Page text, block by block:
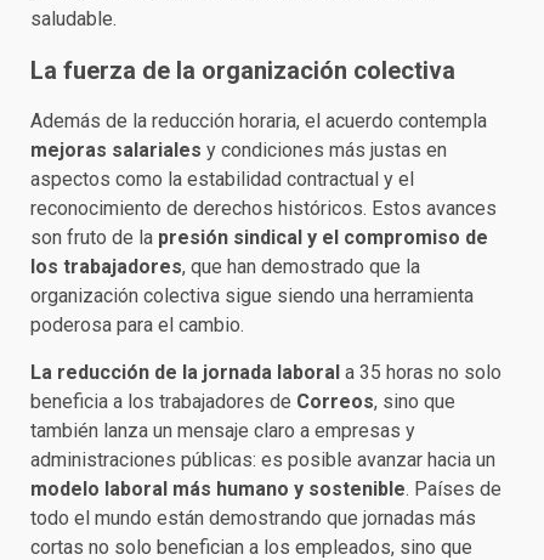
saludable.
La fuerza de la organización colectiva
Además de la reducción horaria, el acuerdo contempla
mejoras salariales y condiciones más justas en
aspectos como la estabilidad contractual y el
reconocimiento de derechos históricos. Estos avances
son fruto de la presión sindical y el compromiso de
los trabajadores, que han demostrado que la
organización colectiva sigue siendo una herramienta
poderosa para el cambio.
La reducción de la jornada laboral a 35 horas no solo
beneficia a los trabajadores de Correos, sino que
también lanza un mensaje claro a empresas y
administraciones públicas: es posible avanzar hacia un
modelo laboral más humano y sostenible. Países de
todo el mundo están demostrando que jornadas más
cortas no solo benefician a los empleados, sino que